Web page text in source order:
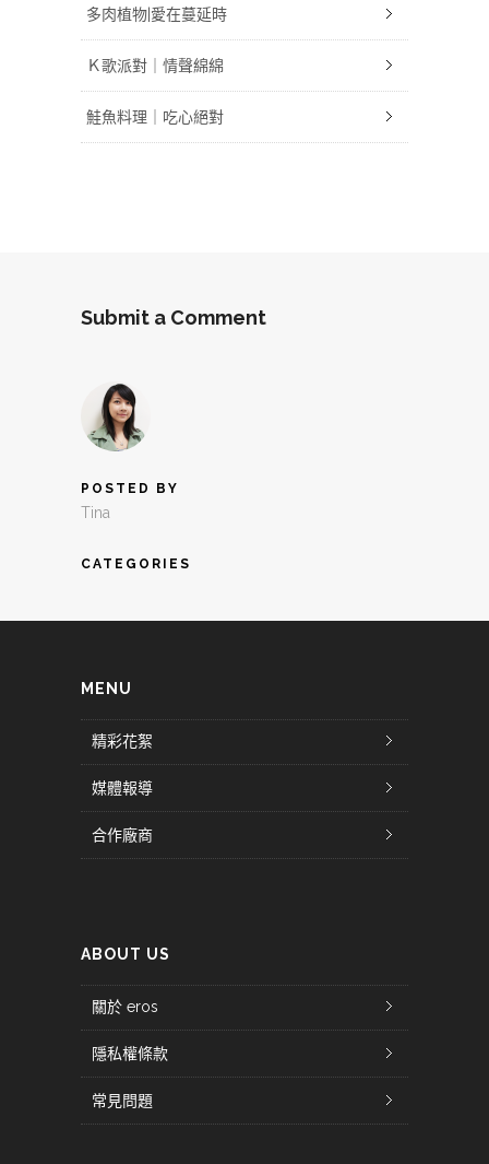
多肉植物|愛在蔓延時
Ｋ歌派對｜情聲綿綿
鮭魚料理｜吃心絕對
Submit a Comment
POSTED BY
Tina
CATEGORIES
MENU
精彩花絮
媒體報導
合作廠商
ABOUT US
關於 eros
隱私權條款
常見問題